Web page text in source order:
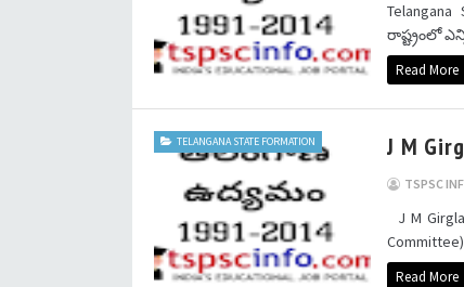
రాష్ట్రంలో
Read More
TELANGANA STATE FORMATION J M
TSPSC
J M
Read More